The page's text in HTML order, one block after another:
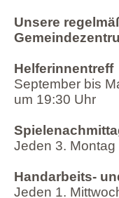
Unsere
Helferinnentreff
September bis
um 19:30 Uhr
Jeden 3.
Handarbeits-
Jeden 1.